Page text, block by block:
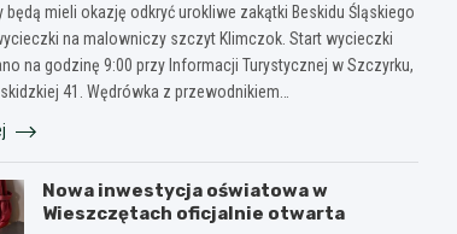
będą mieli okazję odkryć urokliwe zakątki Beskidu Śląskiego
na malowniczy szczyt Klimczok. Start wycieczki
na godzinę 9:00 przy Informacji Turystycznej w Szczyrku,
41. Wędrówka z przewodnikiem…
Nowa inwestycja oświatowa w
Wieszczętach oficjalnie otwarta